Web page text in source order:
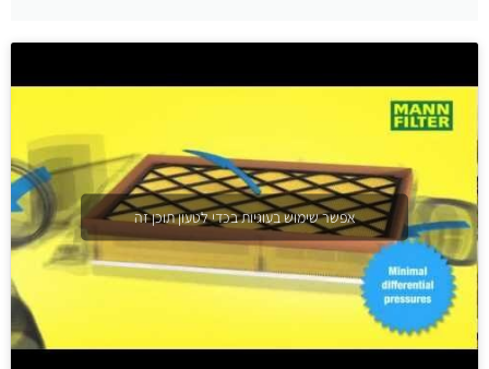
אפשר שימוש בעוגיות בכדי לטעון תוכן זה